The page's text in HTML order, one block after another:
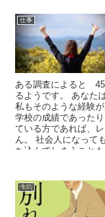
仕事
ある調査によると
るようです。 あなた
私もそのような経験
学校の成績であった
ている方であれば、
ん。 社会人になって
ち込んでしまうことも
生活